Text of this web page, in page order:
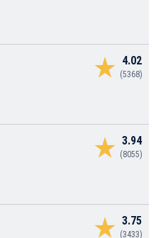
4.02
(5368)
3.94
(8055)
3.75
(3433)